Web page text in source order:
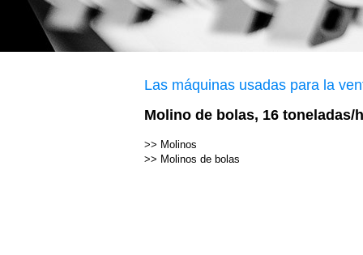
Las máquinas usadas para la
Molino de bolas, 16 toneladas/
>> Molinos
>> Molinos de bolas